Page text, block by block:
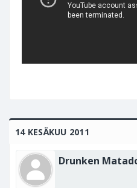
viittä tuntia ei vaikka
Laskemalla yhteen
14 KESÄKUU 2011
Drunken